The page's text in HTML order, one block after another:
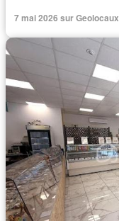
7 mai 2026 sur Geolocaux